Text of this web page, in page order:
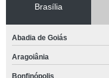
Brasília
Abadia de Goiás
Aragoiânia
Bonfinópolis